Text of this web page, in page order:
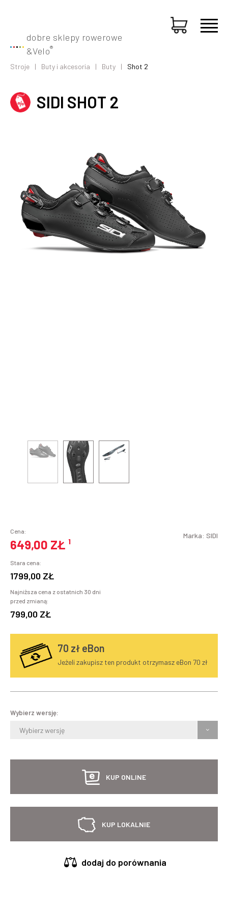
dobre sklepy rowerowe
&Velo®
Stroje Buty i akcesoria Buty Shot 2
SIDI SHOT 2
Cena:
649,00 ZŁ ¹
Stara cena:
1799,00 ZŁ
Najniższa cena z ostatnich 30 dni
przed zmianą:
799,00 ZŁ
Marka: SIDI
70 zł eBon
Jeżeli zakupisz ten produkt otrzymasz eBon 70 zł
Wybierz wersję:
Wybierz wersję
KUP ONLINE
KUP LOKALNIE
dodaj do porównania